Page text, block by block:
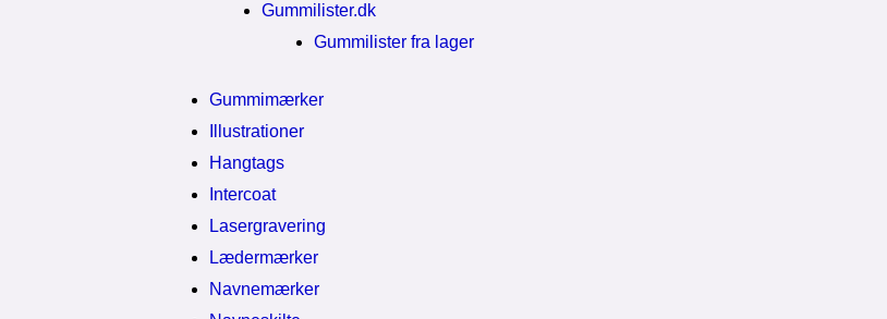
Gummilister.dk
Gummilister fra lager
Gummimærker
Illustrationer
Hangtags
Intercoat
Lasergravering
Lædermærker
Navnemærker